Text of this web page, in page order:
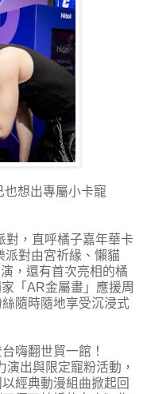
也想出專屬小卡寵
對，直呼橘子嘉年華卡
派對由宮祈緣、懶貓
，還有首次亮相的橘
「AR金屬畫」應援周
隨時隨地享受沉浸式
嗨翻世貿一館！
出與限定寵粉活動，
經典動漫組曲掀起回